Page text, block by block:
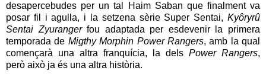
desapercebudes per un tal Haim Saban que finalment va
posar fil i agulla, i la setzena sèrie Super Sentai, Kyôryrû
Sentai Zyurangerfou adaptada per esdevenir la primera
temporada de Migthy Morphin Power Rangers, amb la qual
començarà una altra franquícia, la dels Power Rangers,
però això ja és una altra història.